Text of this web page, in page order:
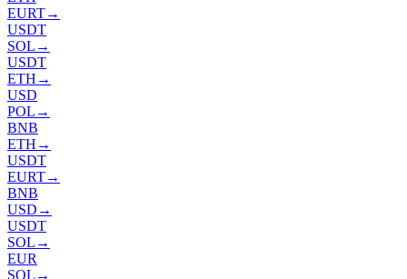
EURT→
USDT
SOL →
USDT
ETH →
USD
POL →
BNB
ETH →
USDT
EURT→
BNB
USD →
USDT
SOL →
EUR
SOL →